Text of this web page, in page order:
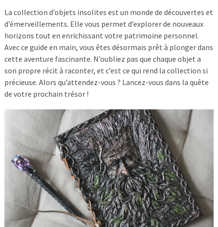
La collection d’objets insolites est un monde de découvertes et
d’émerveillements. Elle vous permet d’explorer de nouveaux
horizons tout en enrichissant votre patrimoine personnel.
Avec ce guide en main, vous êtes désormais prêt à plonger dans
cette aventure fascinante. N’oubliez pas que chaque objet a
son propre récit à raconter, et c’est ce qui rend la collection si
précieuse. Alors qu’attendez-vous ? Lancez-vous dans la quête
de votre prochain trésor !